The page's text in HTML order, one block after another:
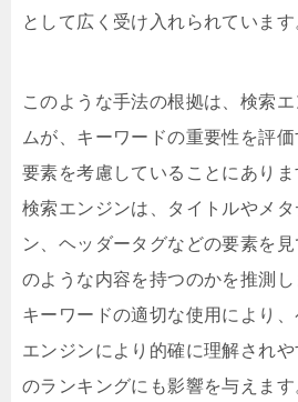
として広く受け入れられています
このような手法の根拠は、検索
ムが、キーワードの重要性を評
要素を考慮していることにありま
検索エンジンは、タイトルやメ
ン、ヘッダータグなどの要素を
のような内容を持つのかを推測し
キーワードの適切な使用により
エンジンにより的確に理解され
のランキングにも影響を与えます